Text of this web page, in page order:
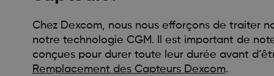
Chez Dexcom, nous nous efforçons de traiter
notre technologie CGM. Il est important de
conçues pour durer toute leur durée avant
Remplacement des Capteurs Dexcom.